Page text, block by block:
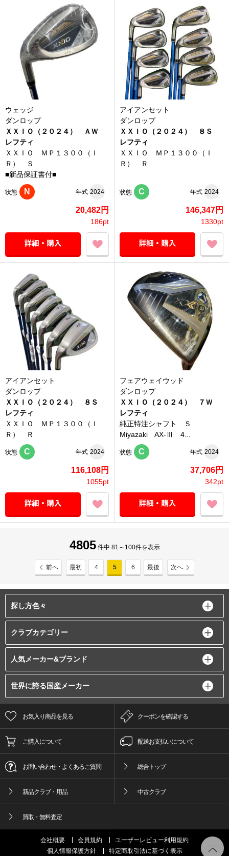
ウェッジ
ダンロップ
ＸＸＩＯ（２０２４） ＡＷ
レフティ
ＸＸＩＯ ＭＰ１３００（Ｉ
Ｒ） Ｓ
■新品保証書付■
状態 N 年式 2024
20,482円
186pt
アイアンセット
ダンロップ
ＸＸＩＯ（２０２４） ８Ｓ
レフティ
ＸＸＩＯ ＭＰ１３００（Ｉ
Ｒ） Ｒ
状態 C 年式 2024
146,347円
1330pt
アイアンセット
ダンロップ
ＸＸＩＯ（２０２４） ８Ｓ
レフティ
ＸＸＩＯ ＭＰ１３００（Ｉ
Ｒ） Ｒ
状態 C 年式 2024
116,108円
1055pt
フェアウェイウッド
ダンロップ
ＸＸＩＯ（２０２４） ７Ｗ
レフティ
純正特注シャフト Ｓ
Miyazaki AX‐Ⅲ 4...
状態 C 年式 2024
37,706円
342pt
4805 件中 81～100件を表示
前へ 最初 4 5 6 最後 次へ
探し方色々
クラブカテゴリー
人気メーカー&ブランド
世界に誇る国産メーカー
お気入り商品を見る クーポンを確認する
ご購入について 配送お支払いについて
お問い合わせ・よくあるご質問 総合トップ
新品クラブ・用品 中古クラブ
買取・無料査定
会社概要 会員規約
ユーザーレビュー利用規約
個人情報保護方針
特定商取引法に基づく表示